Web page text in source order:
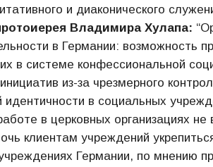
и диаконического
Владимира Хулапа:
в Германии: возможность
в системе конфессиональной
из-за чрезмерного
идентичности в социальных
в церковных организациях
клиентам учреждений
Германии, по мнению